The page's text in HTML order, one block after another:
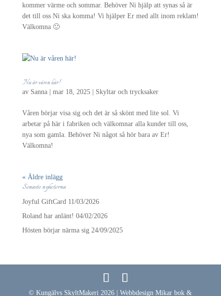
kommer värme och sommar. Behöver Ni hjälp att synas så är
det till oss Ni ska komma! Vi hjälper Er med allt inom reklam!
Välkomna 🙂
Nu är våren här!
av Sanna| mar 18, 2025| Skyltar och trycksaker
Våren börjar visa sig och det är så skönt med lite sol. Vi
arbetar på här i fabriken och välkomnar alla kunder till oss,
nya som gamla. Behöver Ni något så hör bara av Er!
Välkomna!
« Äldre inlägg
Senaste nyheterna
Joyful GiftCard 11/03/2026
Roland har anlänt! 04/02/2026
Hösten börjar närma sig 24/09/2025
© Kungälvs SkyltMakeri 2026 | Webbdesign Mikar bok &